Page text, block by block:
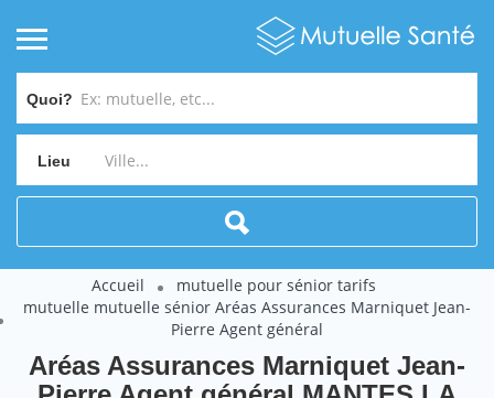
Quoi?
Lieu
Accueil
mutuelle pour sénior tarifs
mutuelle mutuelle sénior Aréas Assurances Marniquet Jean-
Pierre Agent général
Aréas Assurances Marniquet Jean-